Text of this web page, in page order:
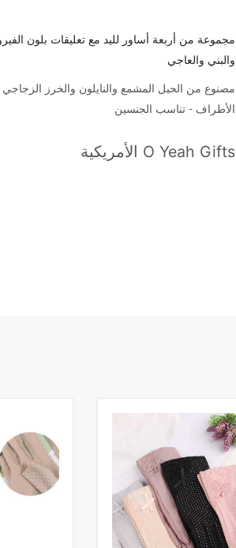
والبني والعاجي
مصنوع من الحبل المشمع والنايلون والخرز
الأطراف - تناسب الجنسين
O Yeah Gifts